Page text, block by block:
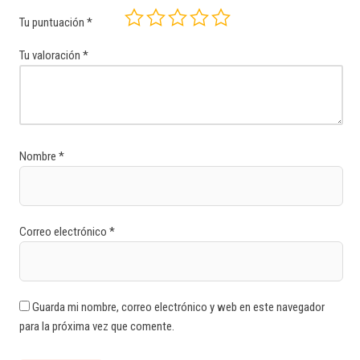
Tu puntuación *
Tu valoración *
Nombre *
Correo electrónico *
Guarda mi nombre, correo electrónico y web en este navegador
para la próxima vez que comente.